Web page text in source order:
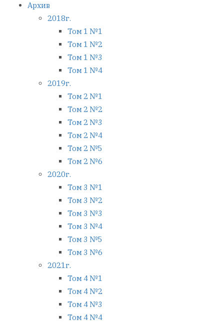
Архив
2018г.
Том 1 №1
Том 1 №2
Том 1 №3
Том 1 №4
2019г.
Том 2 №1
Том 2 №2
Том 2 №3
Том 2 №4
Том 2 №5
Том 2 №6
2020г.
Том 3 №1
Том 3 №2
Том 3 №3
Том 3 №4
Том 3 №5
Том 3 №6
2021г.
Том 4 №1
Том 4 №2
Том 4 №3
Том 4 №4